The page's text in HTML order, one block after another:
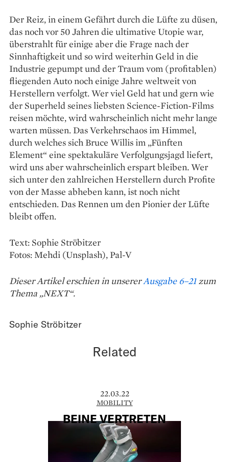
Der Reiz, in einem Gefährt durch die Lüfte zu düsen,
das noch vor 50 Jahren die ultimative Utopie war,
überstrahlt für einige aber die Frage nach der
Sinnhaftigkeit und so wird weiterhin Geld in die
Industrie gepumpt und der Traum vom (profitablen)
fliegenden Auto noch einige Jahre weltweit von
Herstellern verfolgt. Wer viel Geld hat und gern wie
der Superheld seines liebsten Science-Fiction-Films
reisen möchte, wird wahrscheinlich nicht mehr lange
warten müssen. Das Verkehrschaos im Himmel,
durch welches sich Bruce Willis im „Fünften
Element“ eine spektakuläre Verfolgungsjagd liefert,
wird uns aber wahrscheinlich erspart bleiben. Wer
sich unter den zahlreichen Herstellern durch Profite
von der Masse abheben kann, ist noch nicht
entschieden. Das Rennen um den Pionier der Lüfte
bleibt offen.
Text: Sophie Ströbitzer
Fotos: Mehdi (Unsplash), Pal-V
Dieser Artikel erschien in unsererAusgabe 6–21zum
Thema „NEXT“.
Sophie Ströbitzer
Related
22.03.22
MOBILITY
BEINE VERTRETEN